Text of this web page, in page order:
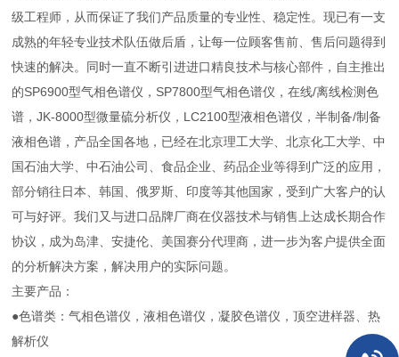
级工程师，从而保证了我们产品质量的专业性、稳定性。现已有一支
成熟的年轻专业技术队伍做后盾，让每一位顾客售前、售后问题得到
快速的解决。同时一直不断引进进口精良技术与核心部件，自主推出
的SP6900型气相色谱仪，SP7800型气相色谱仪，在线/离线检测色
谱，JK-8000型微量硫分析仪，LC2100型液相色谱仪，半制备/制备
液相色谱，产品全国各地，已经在北京理工大学、北京化工大学、中
国石油大学、中石油公司、食品企业、药品企业等得到广泛的应用，
部分销往日本、韩国、俄罗斯、印度等其他国家，受到广大客户的认
可与好评。我们又与进口品牌厂商在仪器技术与销售上达成长期合作
协议，成为岛津、安捷伦、美国赛分代理商，进一步为客户提供全面
的分析解决方案，解决用户的实际问题。
主要产品：
●色谱类：气相色谱仪，液相色谱仪，凝胶色谱仪，顶空进样器、热
解析仪